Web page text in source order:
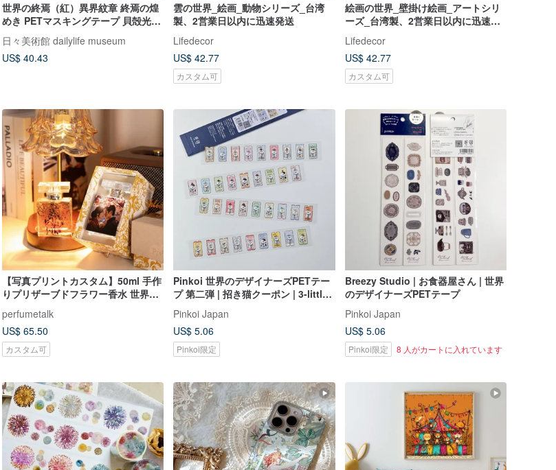
世界の終焉（紅）異界紋章 終焉の煌
めき PETマスキングテープ 貝殻光沢
10m巻
日々美術館 dailylife museum
US$ 40.43
雲の世界_絵画_動物シリーズ_台湾
製、2営業日以内に迅速発送
Lifedecor
US$ 42.77
カスタム可
絵画の世界_壁掛け絵画_アートシリ
ーズ_台湾製、2営業日以内に迅速に
発送
Lifedecor
US$ 42.77
カスタム可
【写真プリントカスタム】50ml 手作
りプリザーブドフラワー香水 世界配
perfumetalk
US$ 65.50
カスタム可
Pinkoi 世界のデザイナーズPETテー
プ 第二弾 | 招き猫クーポン | 3-little-
cat | 光沢タイプ・ハーフカット
Pinkoi Japan
US$ 5.06
Pinkoi限定
Breezy Studio | お食器屋さん | 世界
のデザイナーズPETテープ
Pinkoi Japan
US$ 5.06
Pinkoi限定 8 人がカートに入れています